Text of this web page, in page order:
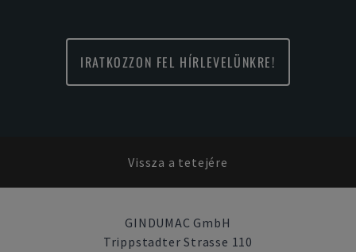
IRATKOZZON FEL HÍRLEVELÜNKRE!
Vissza a tetejére
GINDUMAC GmbH
Trippstadter Strasse 110